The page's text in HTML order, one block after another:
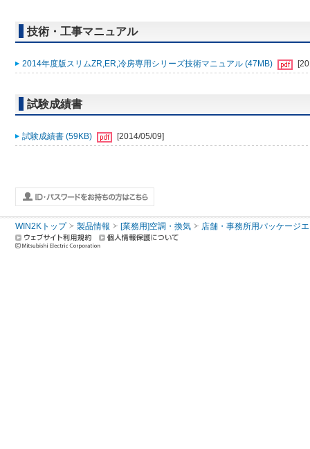
技術・工事マニュアル
2014年度版スリムZR,ER,冷房専用シリーズ技術マニュアル (47MB)
試験成績書
試験成績書 (59KB) [2014/05/09]
WIN2Kトップ 製品情報 [業務用]空調・換気 店舗・事務所用パッケージ